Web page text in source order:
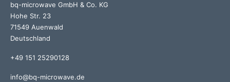
bq-microwave GmbH & Co. KG
Hohe Str. 23
71549 Auenwald
Deutschland
+49 151 25290128
info@bq-microwave.de